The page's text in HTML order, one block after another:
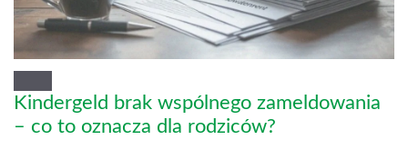
Kindergeld brak wspólnego zameldowania
– co to oznacza dla rodziców?